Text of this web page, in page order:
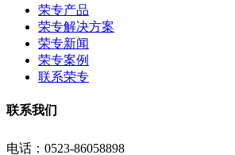
荣专产品
荣专解决方案
荣专新闻
荣专案例
联系荣专
联系我们
电话：0523-86058898